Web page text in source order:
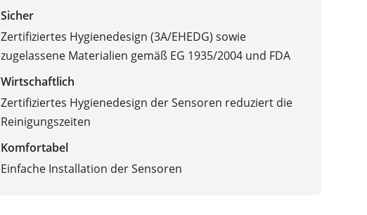
Sicher
Zertifiziertes Hygienedesign (3A/EHEDG) sowie
zugelassene Materialien gemäß EG 1935/2004 und FDA
Wirtschaftlich
Zertifiziertes Hygienedesign der Sensoren reduziert die
Reinigungszeiten
Komfortabel
Einfache Installation der Sensoren